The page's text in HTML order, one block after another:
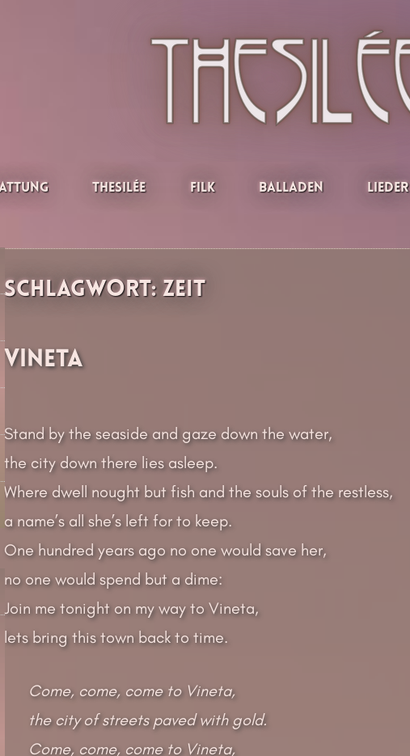
Thesilée Filk Balladen Lieder
Schlagwort: Zeit
Vineta
Stand by the seaside and gaze down the water,
the city down there lies asleep.
Where dwell nought but fish and the souls of the restless,
a name’s all she’s left for to keep.
One hundred years ago no one would save her,
no one would spend but a dime:
Join me tonight on my way to Vineta,
lets bring this town back to time.
Come, come, come to Vineta,
the city of streets paved with gold.
Come, come, come to Vineta,